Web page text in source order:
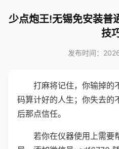
少点炮王!无锡免安装普
技
发布时间：
打麻将记住，你输掉的
码算计好的人生；你失去的
后那点信任。
若你在仪器使用上需要